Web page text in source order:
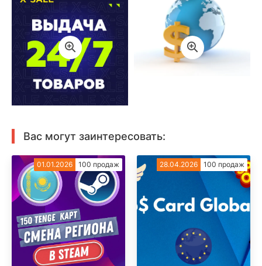
Вас могут заинтересовать:
01.01.2026 100 продаж 28.04.2026 100 продаж